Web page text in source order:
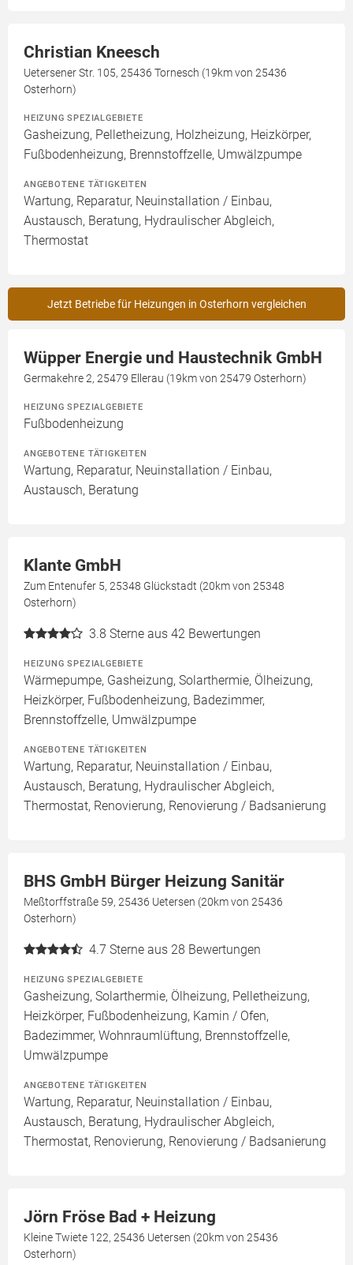
Christian Kneesch
Uetersener Str. 105, 25436 Tornesch (19km von 25436
Osterhorn)
HEIZUNG SPEZIALGEBIETE
Gasheizung, Pelletheizung, Holzheizung, Heizkörper,
Fußbodenheizung, Brennstoffzelle, Umwälzpumpe
ANGEBOTENE TÄTIGKEITEN
Wartung, Reparatur, Neuinstallation / Einbau,
Austausch, Beratung, Hydraulischer Abgleich,
Thermostat
Jetzt Betriebe für Heizungen in Osterhorn vergleichen
Wüpper Energie und Haustechnik GmbH
Germakehre 2, 25479 Ellerau (19km von 25479 Osterhorn)
HEIZUNG SPEZIALGEBIETE
Fußbodenheizung
ANGEBOTENE TÄTIGKEITEN
Wartung, Reparatur, Neuinstallation / Einbau,
Austausch, Beratung
Klante GmbH
Zum Entenufer 5, 25348 Glückstadt (20km von 25348
Osterhorn)
3.8 Sterne aus 42 Bewertungen
HEIZUNG SPEZIALGEBIETE
Wärmepumpe, Gasheizung, Solarthermie, Ölheizung,
Heizkörper, Fußbodenheizung, Badezimmer,
Brennstoffzelle, Umwälzpumpe
ANGEBOTENE TÄTIGKEITEN
Wartung, Reparatur, Neuinstallation / Einbau,
Austausch, Beratung, Hydraulischer Abgleich,
Thermostat, Renovierung, Renovierung / Badsanierung
BHS GmbH Bürger Heizung Sanitär
Meßtorffstraße 59, 25436 Uetersen (20km von 25436
Osterhorn)
4.7 Sterne aus 28 Bewertungen
HEIZUNG SPEZIALGEBIETE
Gasheizung, Solarthermie, Ölheizung, Pelletheizung,
Heizkörper, Fußbodenheizung, Kamin / Ofen,
Badezimmer, Wohnraumlüftung, Brennstoffzelle,
Umwälzpumpe
ANGEBOTENE TÄTIGKEITEN
Wartung, Reparatur, Neuinstallation / Einbau,
Austausch, Beratung, Hydraulischer Abgleich,
Thermostat, Renovierung, Renovierung / Badsanierung
Jörn Fröse Bad + Heizung
Kleine Twiete 122, 25436 Uetersen (20km von 25436
Osterhorn)